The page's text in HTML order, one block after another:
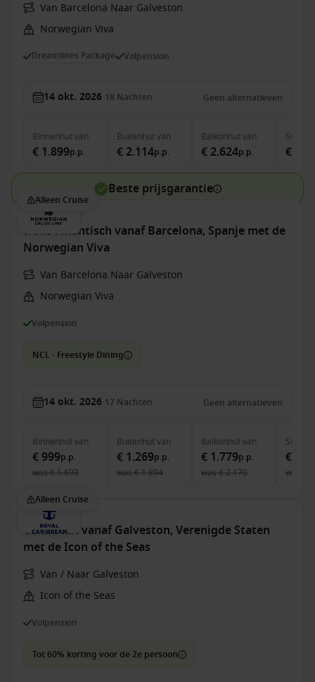
Van Barcelona Naar Galveston
Norwegian Viva
Dreamlines Package Volpension
14 okt. 2026 18 Nachten Geen alternatieven
Binnenhutvan
€ 1.899p.p.
Buitenhutvan
€ 2.114p.p.
Balkonhutvan
€ 2.624p.p.
Suite
€
Beste prijsgarantie
Alleen Cruise
trans-Atlantisch vanaf Barcelona, Spanje met de
Norwegian Viva
Van Barcelona Naar Galveston
Norwegian Viva
Volpension
NCL - Freestyle Dining
14 okt. 2026 17 Nachten Geen alternatieven
Binnenhutvan
€ 999p.p.
was€ 1.693
Buitenhutvan
€ 1.269p.p.
was€ 1.894
Balkonhutvan
€ 1.779p.p.
was€ 2.170
Suite
€
was
Alleen Cruise
Caribbean vanaf Galveston, Verenigde Staten
met de Icon of the Seas
Van / Naar Galveston
Icon of the Seas
Volpension
Tot 60% korting voor de 2e persoon